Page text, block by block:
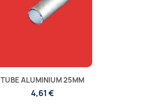
TUBE ALUMINIUM 25MM
4,61 €